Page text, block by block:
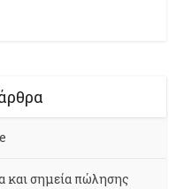
και σημεία πώλησης